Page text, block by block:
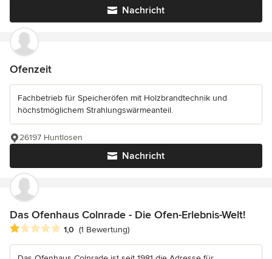
Nachricht
Ofenzeit
Fachbetrieb für Speicheröfen mit Holzbrandtechnik und
höchstmöglichem Strahlungswärmeanteil.
Nachricht
26197 Huntlosen
Das Ofenhaus Colnrade - Die Ofen-Erlebnis-Welt!
Durchschnittliche Bewertung: 1 von 5 Sternen
1,0 (1 Bewertung)